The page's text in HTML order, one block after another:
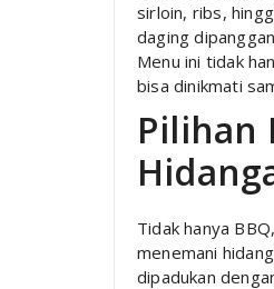
sirloin, ribs,
daging
Menu ini tidak
bisa dinikmati
Pilihan
Tidak hanya
menemani
dipadukan